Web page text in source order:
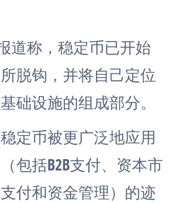
道称，稳定币已开始
脱钩，并将自己定位
础设施的组成部分。
定币被更广泛地应用
包括B2B支付、资本市
付和资金管理）的迹